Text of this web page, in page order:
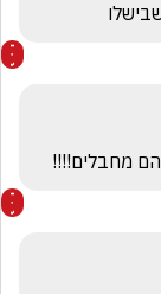
מחבלים!!!!